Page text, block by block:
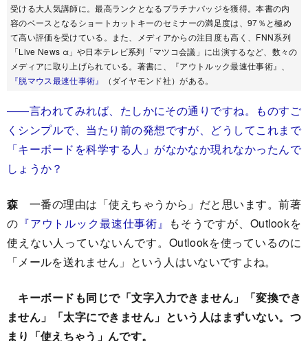
受ける大人気講師に。最高ランクとなるプラチナバッジを獲得。本書の内
容のベースとなるショートカットキーのセミナーの満足度は、97％と極め
て高い評価を受けている。また、メディアからの注目度も高く、FNN系列
「Live News α」や日本テレビ系列「マツコ会議」に出演するなど、数々の
メディアに取り上げられている。著書に、『アウトルック最速仕事術』、
『脱マウス最速仕事術』
（ダイヤモンド社）がある。
――言われてみれば、たしかにその通りですね。ものすご
くシンプルで、当たり前の発想ですが、どうしてこれまで
「キーボードを科学する人」がなかなか現れなかったんで
しょうか？
森一番の理由は「使えちゃうから」だと思います。前著
の 『アウトルック最速仕事術』 もそうですが、Outlookを
使えない人っていないんです。Outlookを使っているのに
「メールを送れません」という人はいないですよね。
キーボードも同じで「文字入力できません」「変換でき
ません」「太字にできません」という人はまずいない。つ
まり「使えちゃう」んです。